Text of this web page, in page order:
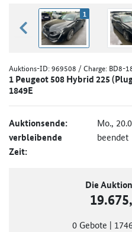
zurück blättern
1
Auktions-ID:969508 / Charge: BD8-
1 Peugeot 508 Hybrid 225
1849E
Auktionsende: Mo.,
verbleibende
Zeit:
beendet
Die
0 Gebote |